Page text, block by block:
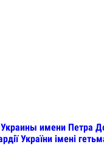
Украины имени Петра
України імені